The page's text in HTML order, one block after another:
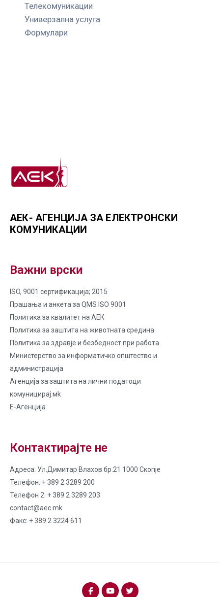
Телекомуникации
Универзална услуга
Формулари
АЕК- АГЕНЦИЈА ЗА ЕЛЕКТРОНСКИ
КОМУНИКАЦИИ
Важни врски
ISO, 9001 сертификација; 2015
Прашања и анкета за QMS ISO 9001
Политика за квалитет на AЕК
Политика за заштита на животната средина
Политика за здравје и безбедност при работа
Министерство за информатичко општество и
администрација
Агенција за заштита на лични податоци
комуницирај.мk
Е-Агенција
Контактирајте не
Адреса: Ул.Димитар Влахов бр.21 1000 Скопје
Телефон: + 389 2 3289 200
Телефон 2: + 389 2 3289 203
contact@aec.mk
Факс: + 389 2 3224 611